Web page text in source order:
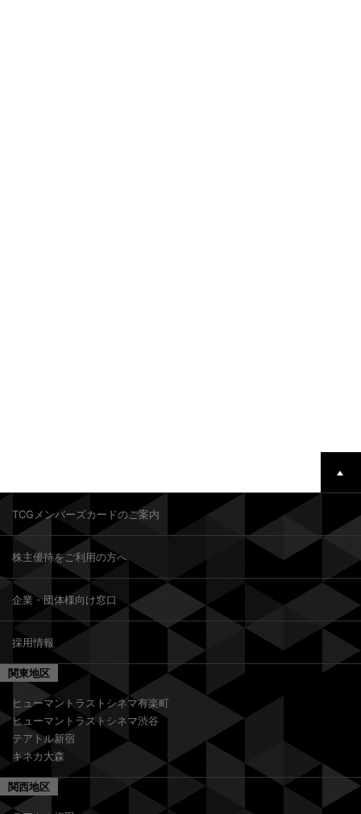
TCGメンバーズカードのご案内
株主優待をご利用の方へ
企業・団体様向け窓口
採用情報
関東地区
ヒューマントラストシネマ有楽町
ヒューマントラストシネマ渋谷
テアトル新宿
キネカ大森
関西地区